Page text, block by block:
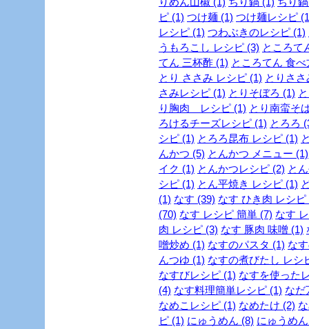
ピ (1) つけ麺 (1) つけ麺レシピ
レシピ (1) つわぶきのレシピ (1)
うもろこし レシピ (3) ところて
てん 三杯酢 (1) ところてん 食べ
とり ささみ レシピ (1) とりささ
さみレシピ (1) とりそぼろ (1)
り胸肉 レシピ (1) とり南蛮そ
ろけるチーズレシピ (1) とろろ
シピ (1) とろろ昆布 レシピ (1)
んかつ (5) とんかつ メニュー (1)
イク (1) とんかつレシピ (2) と
シピ (1) とん平焼き レシピ (1)
(1) なす (39) なす ひき肉 レシピ
(70) なす レシピ 簡単 (7) なす
肉 レシピ (3) なす 豚肉 味噌 (1)
噌炒め (1) なすのパスタ (1) な
んつゆ (1) なすの煮びたし レシ
なすびレシピ (1) なすを使った
(4) なす料理簡単レシピ (1) なだ
なめこレシピ (1) なめたけ (2)
ピ (1) にゅうめん (8) にゅうめ